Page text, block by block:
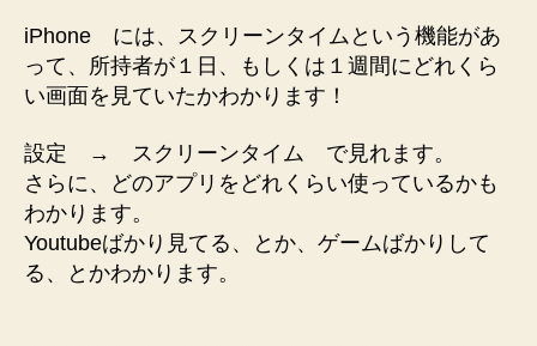
iPhone には、スクリーンタイムという機能があ
って、所持者が１日、もしくは１週間にどれくら
い画面を見ていたかわかります！
設定 → スクリーンタイム で見れます。
さらに、どのアプリをどれくらい使っているかも
わかります。
Youtubeばかり見てる、とか、ゲームばかりして
る、とかわかります。